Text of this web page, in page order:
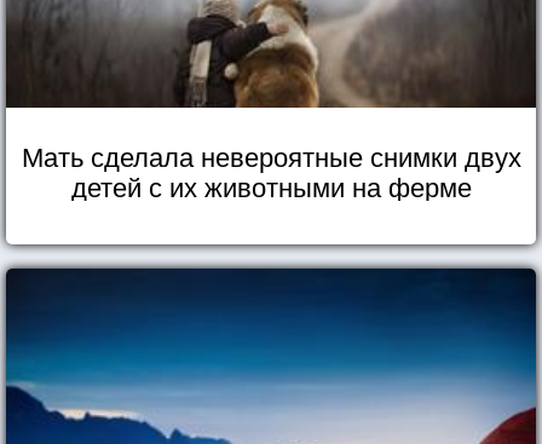
Мать сделала невероятные снимки двух
детей с их животными на ферме